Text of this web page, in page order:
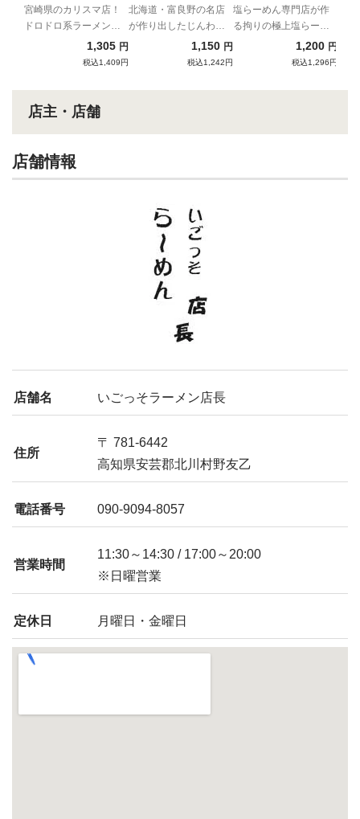
宮崎県のカリスマ店！
ドロドロ系ラーメンの
1,305 円
税込1,409円
北海道・富良野の名店
が作り出したじんわり
と温かい究極の中華そ
1,150 円
税込1,242円
ーめん
塩らーめん専門店が作
る拘りの極上塩らーめ
1,200 円
税込1,296円
店主・店舗
店舗情報
店舗名 いごっそラーメン店長
住所
〒 781-6442
高知県安芸郡北川村野友乙
電話番号 090-9094-8057
営業時間
11:30～14:30 / 17:00～20:00
※日曜営業
定休日 月曜日・金曜日